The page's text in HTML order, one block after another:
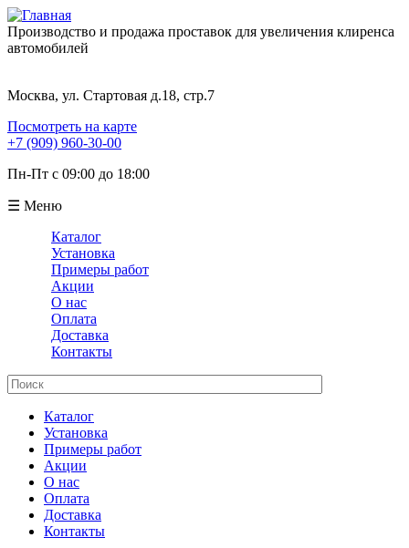
Производство и продажа проставок для увеличения клиренса
автомобилей
Москва, ул. Стартовая д.18, стр.7
Посмотреть на карте
+7 (909) 960-30-00
Пн-Пт с 09:00 до 18:00
☰ Меню
Каталог
Установка
Примеры работ
Акции
О нас
Оплата
Доставка
Контакты
Поиск
Каталог
Установка
Примеры работ
Акции
О нас
Оплата
Доставка
Контакты